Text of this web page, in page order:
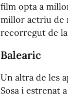
film opta a
millor actriu de
recorregut de
Balearic
Un altra de les
Sosa i estrenat